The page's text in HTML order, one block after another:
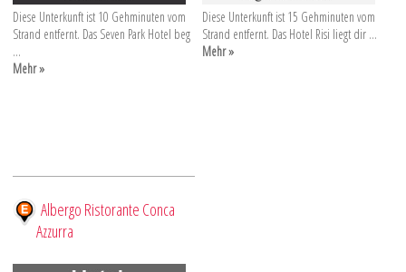
Diese Unterkunft ist 10 Gehminuten vom
Strand entfernt. Das Seven Park Hotel beg
...
Mehr »
Diese Unterkunft ist 15 Gehminuten vom
Strand entfernt. Das Hotel Risi liegt dir ...
Mehr »
Albergo Ristorante Conca
Azzurra